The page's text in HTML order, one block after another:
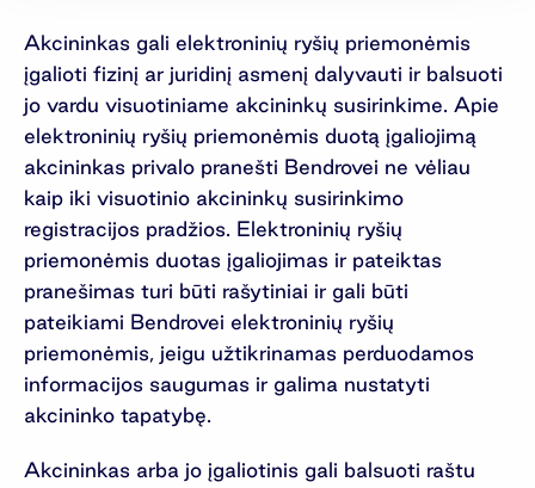
Akcininkas gali elektroninių ryšių priemonėmis
įgalioti fizinį ar juridinį asmenį dalyvauti ir balsuoti
jo vardu visuotiniame akcininkų susirinkime. Apie
elektroninių ryšių priemonėmis duotą įgaliojimą
akcininkas privalo pranešti Bendrovei ne vėliau
kaip iki visuotinio akcininkų susirinkimo
registracijos pradžios. Elektroninių ryšių
priemonėmis duotas įgaliojimas ir pateiktas
pranešimas turi būti rašytiniai ir gali būti
pateikiami Bendrovei elektroninių ryšių
priemonėmis, jeigu užtikrinamas perduodamos
informacijos saugumas ir galima nustatyti
akcininko tapatybę.
Akcininkas arba jo įgaliotinis gali balsuoti raštu